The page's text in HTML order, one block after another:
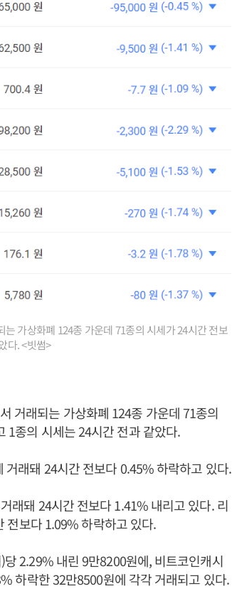
가상화폐 124종 가운데 71종의 시세가 24시간 전보
다. <빗썸>
거래되는 가상화폐 124종 가운데 71종의
1종의 시세는 24시간 전과 같았다.
래돼 24시간 전보다 0.45% 하락하고 있다.
래돼 24시간 전보다 1.41% 내리고 있다. 리
전보다 1.09% 하락하고 있다.
2.29% 내린 9만8200원에, 비트코인캐시
하락한 32만8500원에 각각 거래되고 있다.